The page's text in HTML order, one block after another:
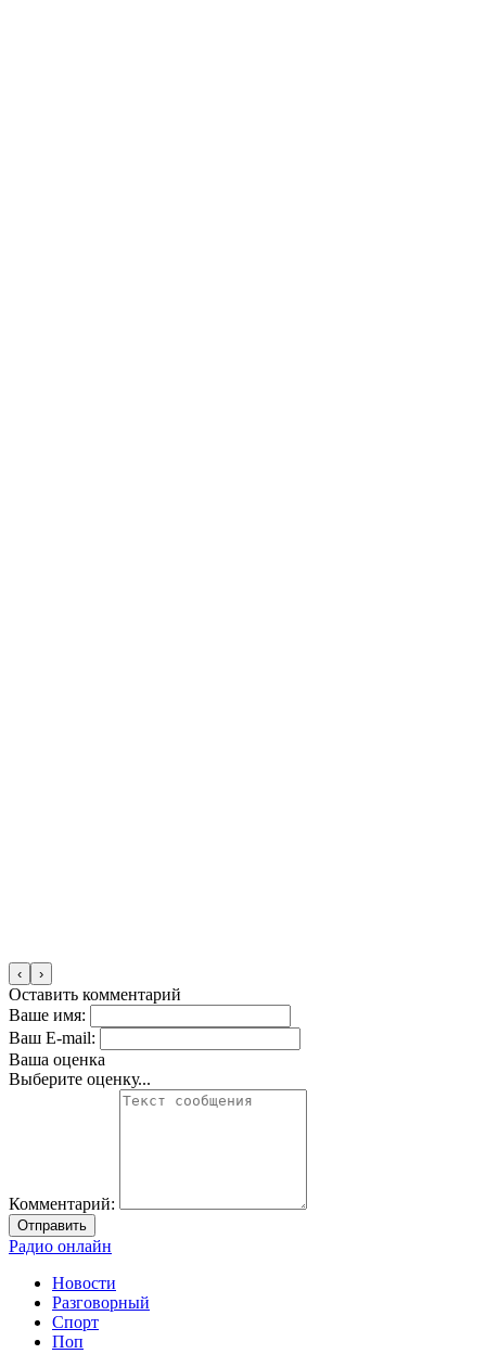
‹ ›
Оставить комментарий
Ваше имя:
Ваш E-mail:
Ваша оценка
Выберите оценку...
Комментарий:
Отправить
Радио онлайн
Новости
Разговорный
Спорт
Поп